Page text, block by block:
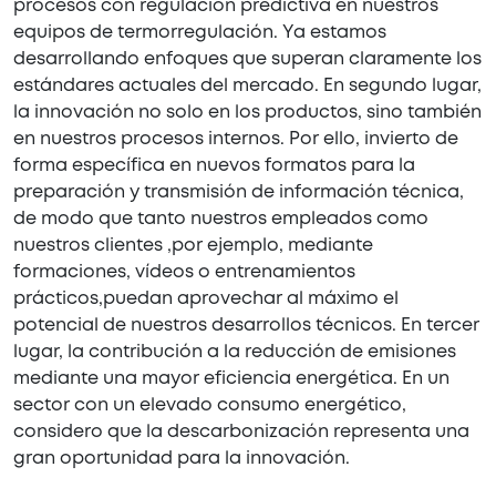
procesos con regulación predictiva en nuestros
equipos de termorregulación. Ya estamos
desarrollando enfoques que superan claramente los
estándares actuales del mercado. En segundo lugar,
la innovación no solo en los productos, sino también
en nuestros procesos internos. Por ello, invierto de
forma específica en nuevos formatos para la
preparación y transmisión de información técnica,
de modo que tanto nuestros empleados como
nuestros clientes ,por ejemplo, mediante
formaciones, vídeos o entrenamientos
prácticos,puedan aprovechar al máximo el
potencial de nuestros desarrollos técnicos. En tercer
lugar, la contribución a la reducción de emisiones
mediante una mayor eficiencia energética. En un
sector con un elevado consumo energético,
considero que la descarbonización representa una
gran oportunidad para la innovación.